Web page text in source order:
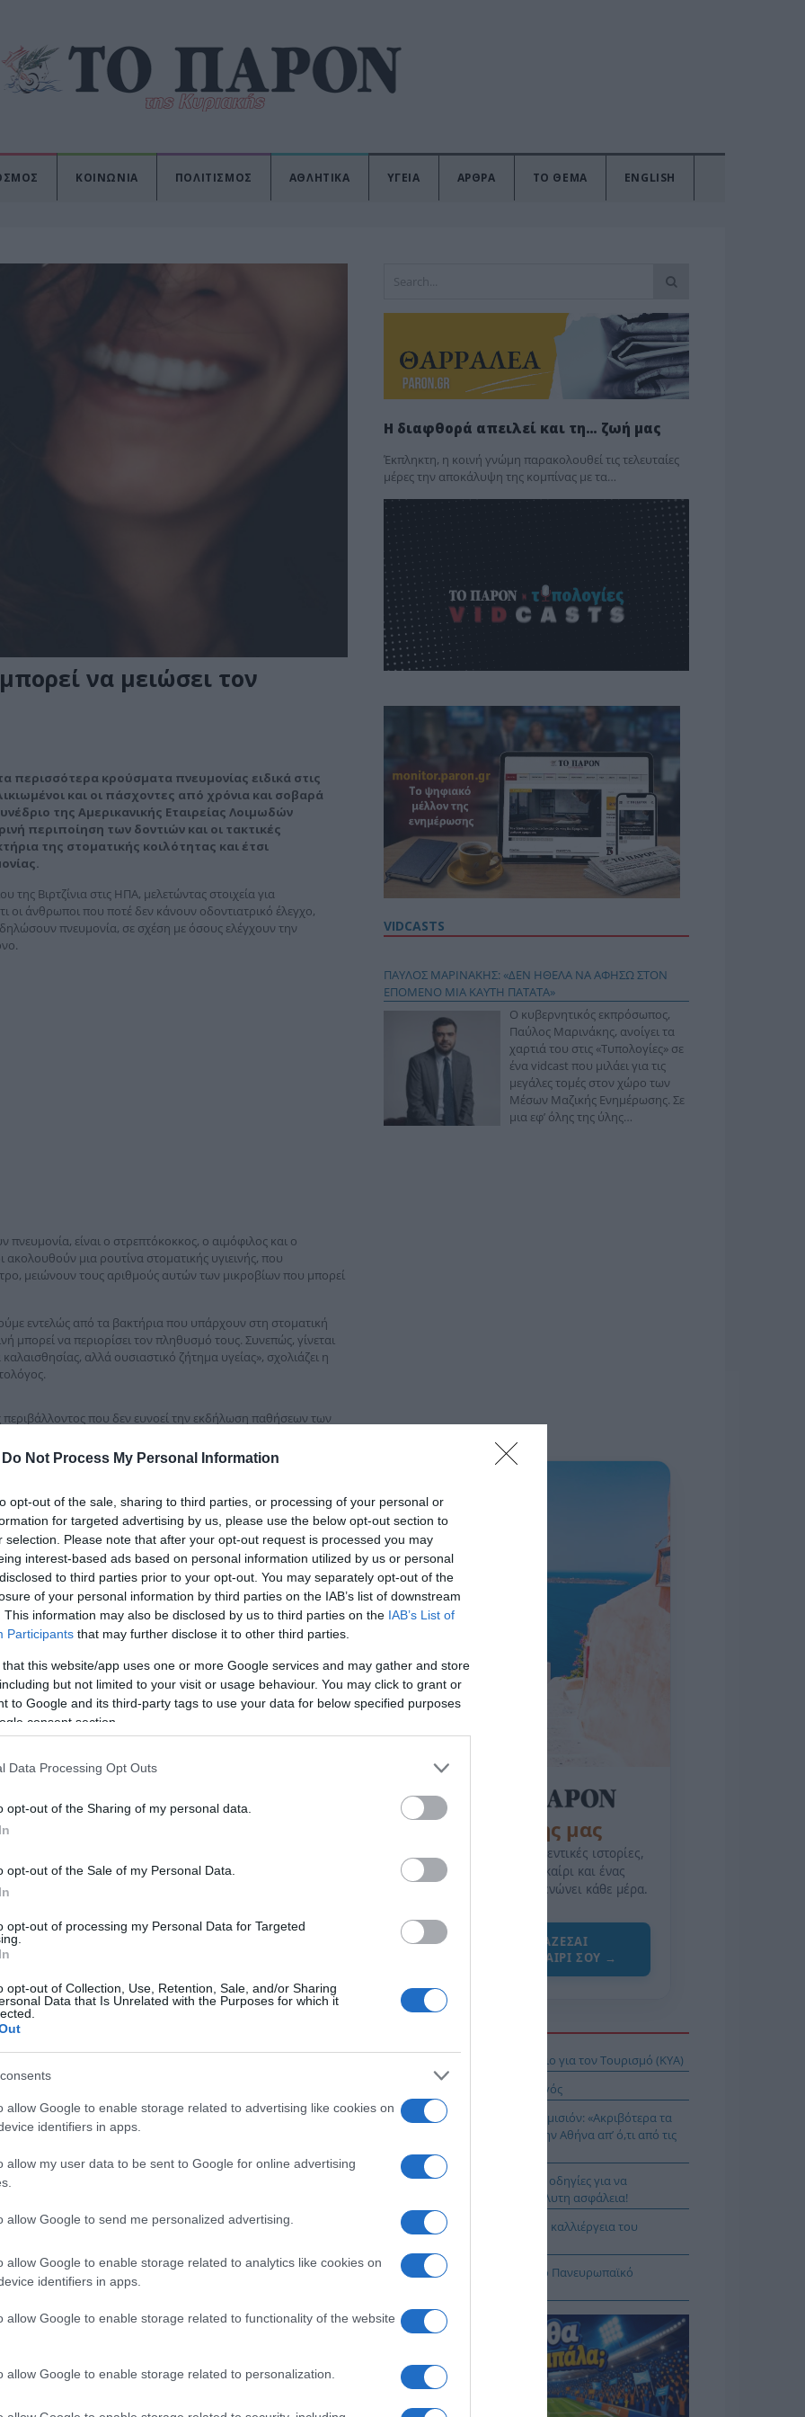
Do Not Process My Personal Information
opt-out of the sale, sharing to third parties, or processing of your personal or
for targeted advertising by us, please use the below opt-out section to
selection. Please note that after your opt-out request is processed you may
interest-based ads based on personal information utilized by us or personal
to third parties prior to your opt-out. You may separately opt-out of the
of your personal information by third parties on the IAB’s list of downstream
This information may also be disclosed by us to third parties on the IAB’s List of
Participants that may further disclose it to other third parties.
that this website/app uses one or more Google services and may gather and store
but not limited to your visit or usage behaviour. You may click to grant or
to Google and its third-party tags to use your data for below specified purposes
consent section.
Data Processing Opt Outs
opt-out of the Sharing of my personal data.
opt-out of the Sale of my Personal Data.
opt-out of processing my Personal Data for Targeted
opt-out of Collection, Use, Retention, Sale, and/or Sharing
Data that Is Unrelated with the Purposes for which it
allow Google to enable storage related to advertising like cookies on
identifiers in apps.
allow my user data to be sent to Google for online advertising
allow Google to send me personalized advertising.
allow Google to enable storage related to analytics like cookies on
identifiers in apps.
allow Google to enable storage related to functionality of the website
allow Google to enable storage related to personalization.
ΚΟΙΝΩΝΙΑ ΠΟΛΙΤΙΣΜΟΣ ΑΘΛΗΤΙΚΑ ΥΓΕΙΑ ΑΡΘΡΑ ΤΟ ΘΕΜΑ ENGLISH
να μειώσει τον
περισσότερα κρούσματα πνευμονίας ειδικά στις
και οι πάσχοντες από χρόνια και σοβαρά
της Αμερικανικής Εταιρείας Λοιμωδών
περιποίηση των δοντιών και οι τακτικές
της στοματικής κοιλότητας και έτσι
Βιρτζίνια στις ΗΠΑ, μελετώντας στοιχεία για
άνθρωποι που ποτέ δεν κάνουν οδοντιατρικό έλεγχο,
πνευμονία, σε σχέση με όσους ελέγχουν την
είναι ο στρεπτόκοκκος, ο αιμόφιλος και ο
μια ρουτίνα στοματικής υγιεινής, που
μειώνουν τους αριθμούς αυτών των μικροβίων που μπορεί
εντελώς από τα βακτήρια που υπάρχουν στη στοματική
μπορεί να περιορίσει τον πληθυσμό τους. Συνεπώς, γίνεται
αλλά ουσιαστικό ζήτημα υγείας», σχολιάζει η
που δεν ευνοεί την εκδήλωση παθήσεων των
σε συνδυασμό με τη σωστή διατροφή και τις τακτικές
της στοματικής υγείας.
οδοντικής πλάκας να αναπτύσσονται ανενόχλητα,
δοντιών και προκαλώντας τερηδόνα. Παράλληλα, τα
ουλίτιδα, που μπορεί να εξελιχθεί σε περιοδοντίτιδα.
προκαλούνται από την ελλιπή εφαρμογή των κανόνων
ότι: «η σωστή στοματική υγιεινή είναι μια
για όλη μας τη ζωή, ξεκινώντας από την παιδική ηλικία.
χωρίς προβλήματα, και βοηθούν την εμφάνιση και την
Ήλιος και μάτια: Ο αόρατος κίνδυνος του
είναι…και τα δύο!
βλέπεις σε κάθε παραλία φέτος!
Η διαφθορά απειλεί και τη… ζωή μας
Έκπληκτη, η κοινή γνώμη παρακολουθεί τις τελευταίες
μέρες την αποκάλυψη της κο­μπίνας με τα…
VIDCASTS
ΠΑΥΛΟΣ ΜΑΡΙΝΑΚΗΣ: «ΔΕΝ ΗΘΕΛΑ ΝΑ ΑΦΗΣΩ ΣΤΟΝ
ΕΠΟΜΕΝΟ ΜΙΑ ΚΑΥΤΗ ΠΑΤΑΤΑ»
Ο κυβερνητικός εκπρόσωπος,
Παύλος Μαρινάκης, ανοίγει τα
χαρτιά του στις «Τυπολογίες» σε
ένα vidcast που μιλάει για τις
μεγάλες τομές στον χώρο των
Μέσων Μαζικής Ενημέρωσης. Σε
μια εφ’ όλης της ύλης
της Ζωής μας
Οι άνθρωποι, οι αυθεντικές ιστορίες,
το ελληνικό καλοκαίρι και ένας
πολιτισμός που μας ενώνει κάθε μέρα.
ΌΣΑ ΧΡΕΙΆΖΕΣΑΙ
ΓΙΑ ΤΟ ΚΑΛΟΚΑΊΡΙ ΣΟΥ →
Νέο Ειδικό Χωροταξικό Πλαίσιο για τον Τουρισμό (ΚΥΑ)
Όσιος Νικάνωρ ο θαυματουργός
Σάκης Αρναούτογλου προς Κομισιόν: «Ακριβότερα τα
διόδια από τους Ευζώνους στην Αθήνα απ’ ό,τι από τις
Βρυξέλλες μέχρι την Ελλάδα»
Βουτιές χωρίς ρίσκο: 8 χρυσές οδηγίες για να
απολαμβάνεις το νερό με απόλυτη ασφάλεια!
ΕΡΤ3 – «Project Περιφέρεια»: Η καλλιέργεια του
Έτοιμη η Λίμνη Στράτου για το Πανευρωπαϊκό